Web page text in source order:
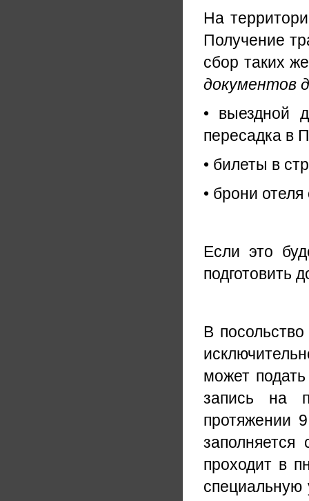
На
Получение
сбор таких
документов
• выездной
пересадка в
• билеты в
• брони
Если это
подготовить
В
может
запись на
протяжении
проходит в
специальную